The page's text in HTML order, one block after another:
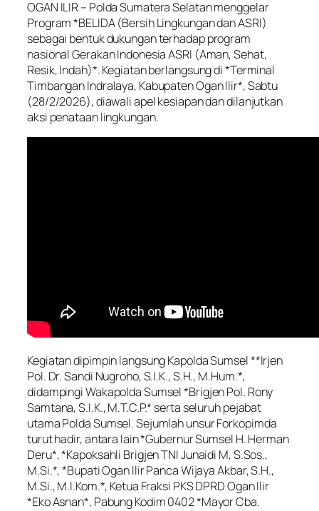
OGAN ILIR – Polda Sumatera Selatan menggelar
Program *BELIDA (Bersih Lingkungan dan ASRI)
sebagai bentuk dukungan terhadap program
nasional Gerakan Indonesia ASRI (Aman, Sehat,
Resik, Indah)*. Kegiatan berlangsung di *Terminal
Timbangan Indralaya, Kabupaten Ogan Ilir*, Sabtu
(28/2/2026), diawali apel kesiapan dan dilanjutkan
aksi penataan lingkungan.
Kegiatan dipimpin langsung Kapolda Sumsel **Irjen
Pol. Dr. Sandi Nugroho, S.I.K., S.H., M.Hum.*,
didampingi Wakapolda Sumsel *Brigjen Pol. Rony
Samtana, S.I.K., M.T.C.P.* serta seluruh pejabat
utama Polda Sumsel. Sejumlah unsur Forkopimda
turut hadir, antara lain *Gubernur Sumsel H. Herman
Deru*, *Kapoksahli Brigjen TNI Junaidi M, S.Sos.,
M.Si.*, *Bupati Ogan Ilir Panca Wijaya Akbar, S.H.,
M.Si., M.I.Kom.*, Ketua Fraksi PKS DPRD Ogan Ilir
*Eko Asnan*, Pabung Kodim 0402 *Mayor Cba.